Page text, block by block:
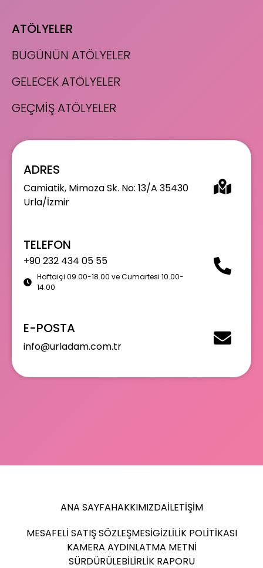
ATÖLYELER
BUGÜNÜN ATÖLYELER
GELECEK ATÖLYELER
GEÇMİŞ ATÖLYELER
ADRES
Camiatik, Mimoza Sk. No: 13/A 35430
Urla/İzmir
TELEFON
+90 232 434 05 55
Haftaiçi 09.00-18.00 ve Cumartesi 10.00-
14.00
E-POSTA
info@urladam.com.tr
ANA SAYFAHAKKIMIZDAİLETIŞIM
MESAFELI SATIŞ SÖZLEŞMESIGIZLILIK POLITIKASI
KAMERA AYDINLATMA METNI
SÜRDÜRÜLEBILIRLIK RAPORU